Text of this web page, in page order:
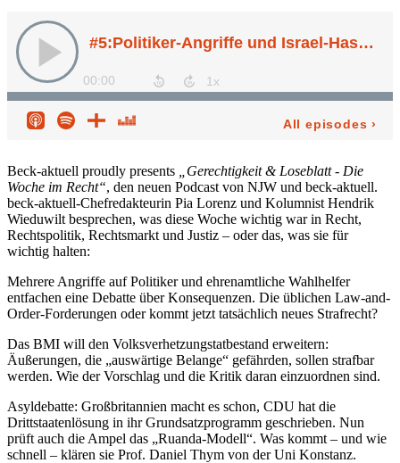
Beck-aktuell proudly presents
„Gerechtigkeit & Loseblatt - Die
Woche im Recht“, den neuen Podcast von NJW und beck-aktuell.
beck-aktuell-Chefredakteurin Pia Lorenz und Kolumnist Hendrik
Wieduwilt besprechen, was diese Woche wichtig war in Recht,
Rechtspolitik, Rechtsmarkt und Justiz – oder das, was sie für
wichtig halten:
Mehrere Angriffe auf Politiker und ehrenamtliche Wahlhelfer
entfachen eine Debatte über Konsequenzen. Die üblichen Law-and-
Order-Forderungen oder kommt jetzt tatsächlich neues Strafrecht?
Das BMI will den Volksverhetzungstatbestand erweitern:
Äußerungen, die „auswärtige Belange“ gefährden, sollen strafbar
werden. Wie der Vorschlag und die Kritik daran einzuordnen sind.
Asyldebatte: Großbritannien macht es schon, CDU hat die
Drittstaatenlösung in ihr Grundsatzprogramm geschrieben. Nun
prüft auch die Ampel das „Ruanda-Modell“. Was kommt – und wie
schnell – klären sie Prof. Daniel Thym von der Uni Konstanz.